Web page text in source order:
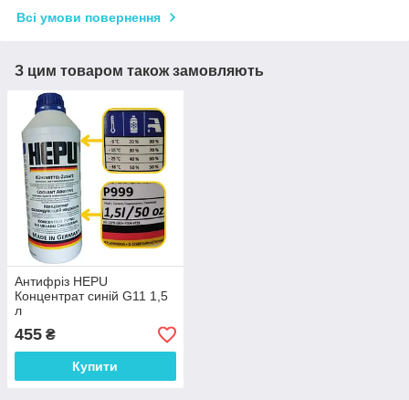
Всі умови повернення
З цим товаром також замовляють
Антифріз HEPU
Концентрат синій G11 1,5
л
455 ₴
Купити